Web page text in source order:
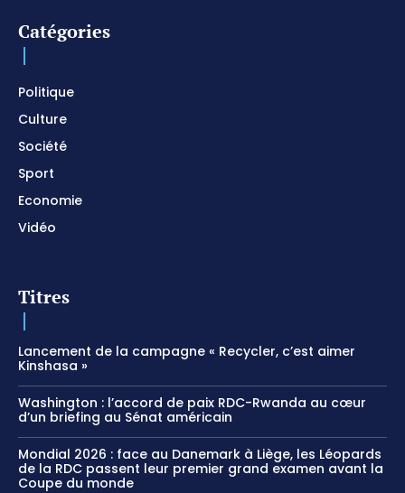
I SURRENDER / Soaking Worship Instrumental /
Catégories
Politique
Culture
Société
Sport
Economie
Vidéo
Titres
Lancement de la campagne « Recycler, c’est aimer
Kinshasa »
Washington : l’accord de paix RDC-Rwanda au cœur
d’un briefing au Sénat américain
Mondial 2026 : face au Danemark à Liège, les Léopards
de la RDC passent leur premier grand examen avant la
Coupe du monde